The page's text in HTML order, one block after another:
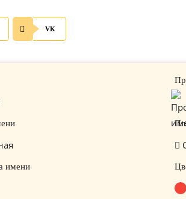
VK
имени